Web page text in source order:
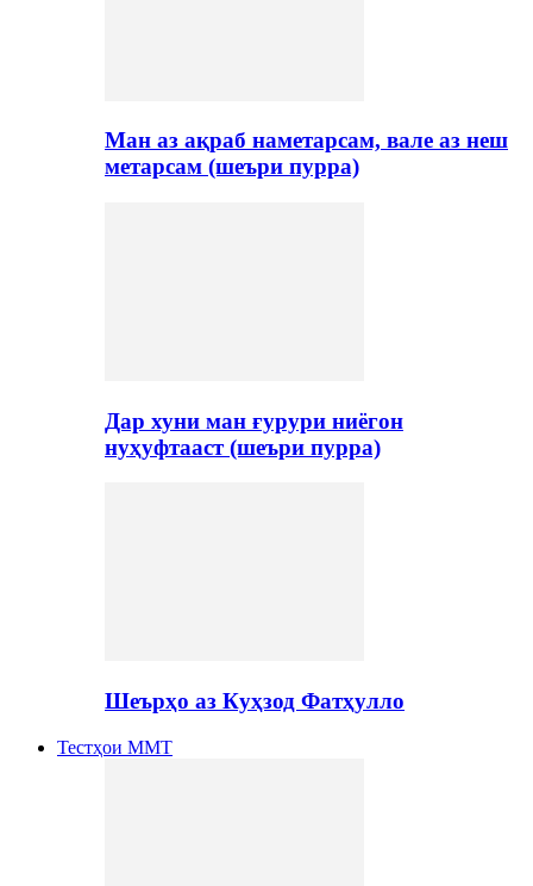
Ман аз ақраб наметарсам, вале аз неш
метарсам (шеъри пурра)
Дар хуни ман ғурури ниёгон
нуҳуфтааст (шеъри пурра)
Шеърҳо аз Куҳзод Фатҳулло
Тестҳои ММТ